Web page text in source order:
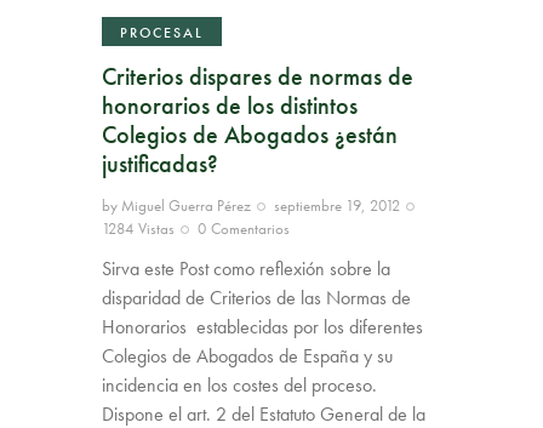
PROCESAL
Criterios dispares de normas de
honorarios de los distintos
Colegios de Abogados ¿están
justificadas?
by Miguel Guerra Pérez
septiembre 19, 2012
1284 Vistas 0 Comentarios
Sirva este Post como reflexión sobre la
disparidad de Criterios de las Normas de
Honorarios establecidas por los diferentes
Colegios de Abogados de España y su
incidencia en los costes del proceso.
Dispone el art. 2 del Estatuto General de la